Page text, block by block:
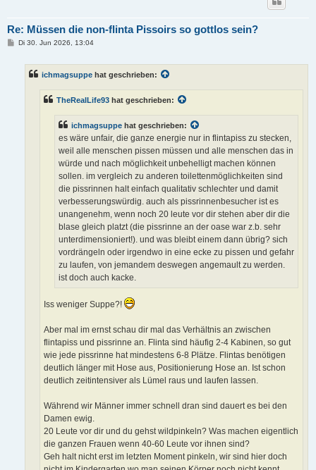
Re: Müssen die non-flinta Pissoirs so gottlos sein?
BDi 30. Jun 2026, 13:04
ichmagsuppe hat geschrieben:
TheRealLife93 hat geschrieben:
ichmagsuppe hat geschrieben:
es wäre unfair, die ganze energie nur in flintapiss zu stecken,
weil alle menschen pissen müssen und alle menschen das in
würde und nach möglichkeit unbehelligt machen können
sollen. im vergleich zu anderen toilettenmöglichkeiten sind
die pissrinnen halt einfach qualitativ schlechter und damit
verbesserungswürdig. auch als pissrinnenbesucher ist es
unangenehm, wenn noch 20 leute vor dir stehen aber dir die
blase gleich platzt (die pissrinne an der oase war z.b. sehr
unterdimensioniert!). und was bleibt einem dann übrig? sich
vordrängeln oder irgendwo in eine ecke zu pissen und gefahr
zu laufen, von jemandem deswegen angemault zu werden.
ist doch auch kacke.
Iss weniger Suppe?!
Aber mal im ernst schau dir mal das Verhältnis an zwischen
flintapiss und pissrinne an. Flinta sind häufig 2-4 Kabinen, so gut
wie jede pissrinne hat mindestens 6-8 Plätze. Flintas benötigen
deutlich länger mit Hose aus, Positionierung Hose an. Ist schon
deutlich zeitintensiver als Lümel raus und laufen lassen.
Während wir Männer immer schnell dran sind dauert es bei den
Damen ewig.
20 Leute vor dir und du gehst wildpinkeln? Was machen eigentlich
die ganzen Frauen wenn 40-60 Leute vor ihnen sind?
Geh halt nicht erst im letzten Moment pinkeln, wir sind hier doch